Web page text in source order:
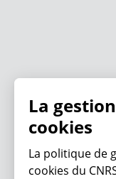
La
cookies
La politique de
cookies du